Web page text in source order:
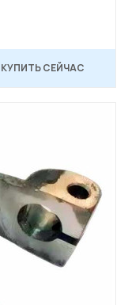
КУПИТЬ СЕЙЧАС